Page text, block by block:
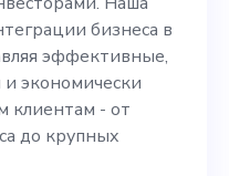
клиентам -
бизнеса в
эффективные,
экономически
клиентам - от
до крупных